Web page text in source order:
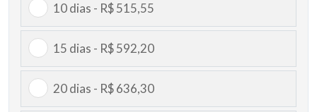
10 dias - R$ 515,55
15 dias - R$ 592,20
20 dias - R$ 636,30